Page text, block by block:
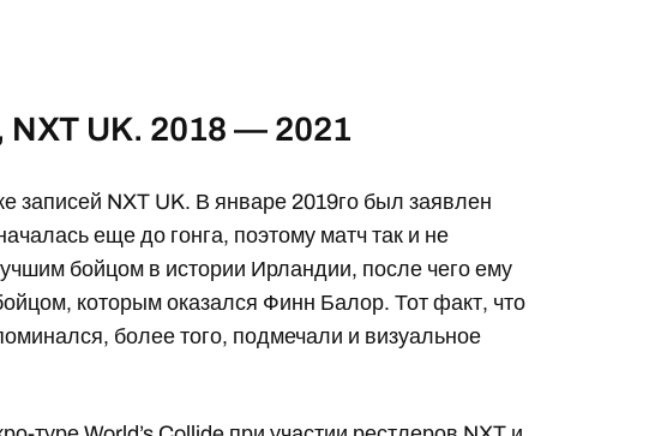
UK. 2018 — 2021
записей NXT UK. В январе 2019го был заявлен
еще до гонга, поэтому матч так и не
бойцом в истории Ирландии, после чего ему
которым оказался Финн Балор. Тот факт, что
более того, подмечали и визуальное